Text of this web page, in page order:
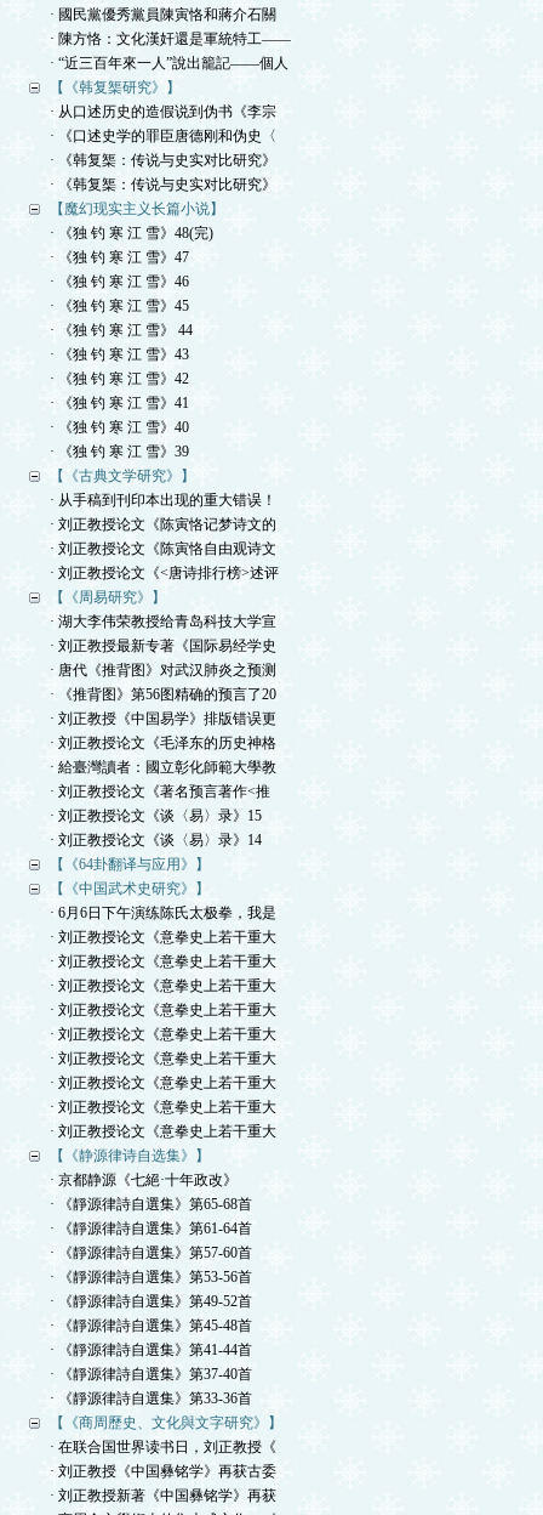
· 國民黨優秀黨員陳寅恪和蔣介石關
· 陳方恪：文化漢奸還是軍統特工——
· “近三百年來一人”說出籠記——個人
【《韩复榘研究》】
· 从口述历史的造假说到伪书《李宗
· 《口述史学的罪臣唐德刚和伪史〈
· 《韩复榘：传说与史实对比研究》
· 《韩复榘：传说与史实对比研究》
【魔幻现实主义长篇小说】
· 《独 钓 寒 江 雪》48(完)
· 《独 钓 寒 江 雪》47
· 《独 钓 寒 江 雪》46
· 《独 钓 寒 江 雪》45
· 《独 钓 寒 江 雪》 44
· 《独 钓 寒 江 雪》43
· 《独 钓 寒 江 雪》42
· 《独 钓 寒 江 雪》41
· 《独 钓 寒 江 雪》40
· 《独 钓 寒 江 雪》39
【《古典文学研究》】
· 从手稿到刊印本出现的重大错误！
· 刘正教授论文《陈寅恪记梦诗文的
· 刘正教授论文《陈寅恪自由观诗文
· 刘正教授论文《<唐诗排行榜>述评
【《周易研究》】
· 湖大李伟荣教授给青岛科技大学宣
· 刘正教授最新专著《国际易经学史
· 唐代《推背图》对武汉肺炎之预测
· 《推背图》第56图精确的预言了20
· 刘正教授《中国易学》排版错误更
· 刘正教授论文《毛泽东的历史神格
· 給臺灣讀者：國立彰化師範大學教
· 刘正教授论文《著名预言著作<推
· 刘正教授论文《谈〈易〉录》15
· 刘正教授论文《谈〈易〉录》14
【《64卦翻译与应用》】
【《中国武术史研究》】
· 6月6日下午演练陈氏太极拳，我是
· 刘正教授论文《意拳史上若干重大
· 刘正教授论文《意拳史上若干重大
· 刘正教授论文《意拳史上若干重大
· 刘正教授论文《意拳史上若干重大
· 刘正教授论文《意拳史上若干重大
· 刘正教授论文《意拳史上若干重大
· 刘正教授论文《意拳史上若干重大
· 刘正教授论文《意拳史上若干重大
· 刘正教授论文《意拳史上若干重大
【《静源律诗自选集》】
· 京都静源《七絕·十年政改》
· 《靜源律詩自選集》第65-68首
· 《靜源律詩自選集》第61-64首
· 《靜源律詩自選集》第57-60首
· 《靜源律詩自選集》第53-56首
· 《靜源律詩自選集》第49-52首
· 《靜源律詩自選集》第45-48首
· 《靜源律詩自選集》第41-44首
· 《靜源律詩自選集》第37-40首
· 《靜源律詩自選集》第33-36首
【《商周歷史、文化與文字研究》】
· 在联合国世界读书日，刘正教授《
· 刘正教授《中国彝铭学》再获古委
· 刘正教授新著《中国彝铭学》再获